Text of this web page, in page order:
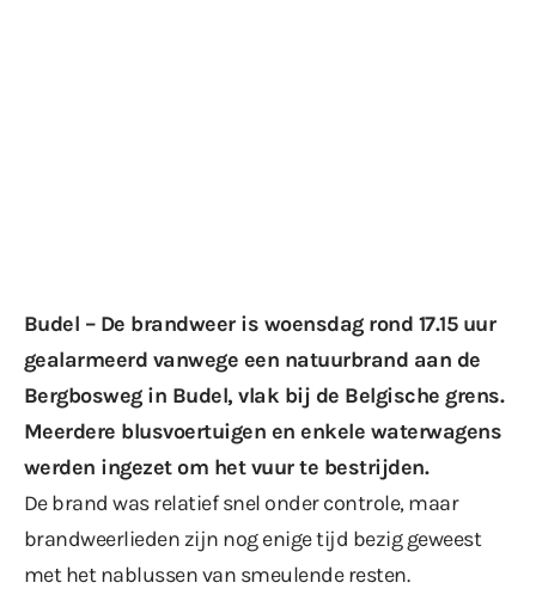
Budel – De brandweer is woensdag rond 17.15 uur
gealarmeerd vanwege een natuurbrand aan de
Bergbosweg in Budel, vlak bij de Belgische grens.
Meerdere blusvoertuigen en enkele waterwagens
werden ingezet om het vuur te bestrijden.
De brand was relatief snel onder controle, maar
brandweerlieden zijn nog enige tijd bezig geweest
met het nablussen van smeulende resten.